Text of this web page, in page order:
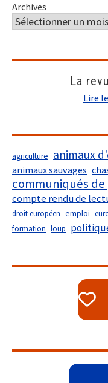
Archives
La
Lire
agriculture animaux
animaux sauvages
communiqués de
compte rendu de
droit européen emploi
formation loup